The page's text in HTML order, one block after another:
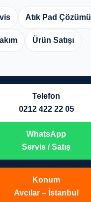
Atık Pad Çözümü
Ürün Satışı
Telefon
0212 422 22 05
WhatsApp
Servis / Satış
Konum
Avcılar – İstanbul